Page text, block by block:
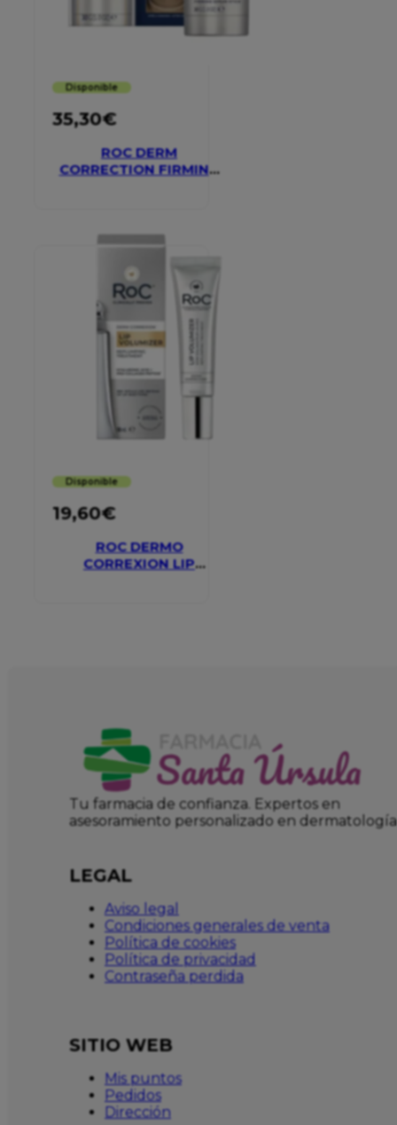
Disponible
35,30€
ROC DERM
CORRECTION FIRMING
Disponible
19,60€
ROC DERMO
CORREXION LIP
Tu farmacia de confianza. Expertos en
asesoramiento personalizado en dermatología
LEGAL
Aviso legal
Condiciones generales de venta
Política de cookies
Política de privacidad
Contraseña perdida
SITIO WEB
Mis puntos
Pedidos
Dirección